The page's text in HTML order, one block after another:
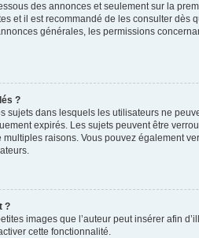
des annonces et seulement sur la
et il est recommandé de les consulter dès
générales, les permissions
?
sujets dans lesquels les utilisateurs ne
expirés. Les sujets peuvent être
raisons. Vous pouvez également
?
images que l’auteur peut insérer afin
cette fonctionnalité.